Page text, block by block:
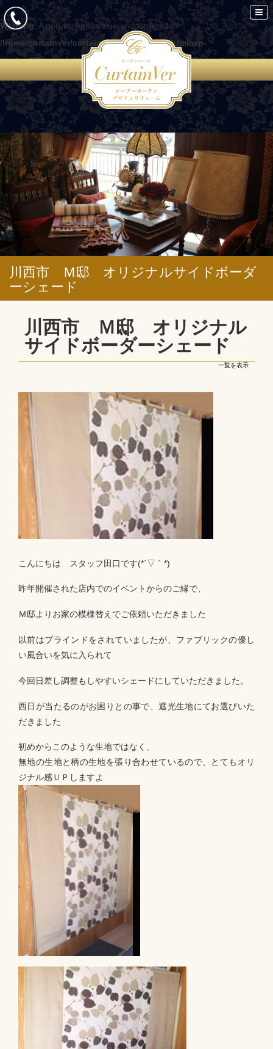
Warning: A non-numeric value encountered in
/home/curtainver/curtain-ver.com/public_html/wp-
content/themes/curtain/functions.php
on line 86
川西市 Ｍ邸 オリジナルサイドボーダ
ーシェード
川西市 Ｍ邸 オリジナル
サイドボーダーシェード
一覧を表示
こんにちは スタッフ田口です(*´▽｀*)
昨年開催された店内でのイベントからのご縁で、
Ｍ邸よりお家の模様替えでご依頼いただきました
以前はブラインドをされていましたが、ファブリックの優し
い風合いを気に入られて
今回日差し調整もしやすいシェードにしていただきました。
西日が当たるのがお困りとの事で、遮光生地にてお選びいた
だきました
初めからこのような生地ではなく、
無地の生地と柄の生地を張り合わせているので、とてもオリ
ジナル感ＵＰしますよ